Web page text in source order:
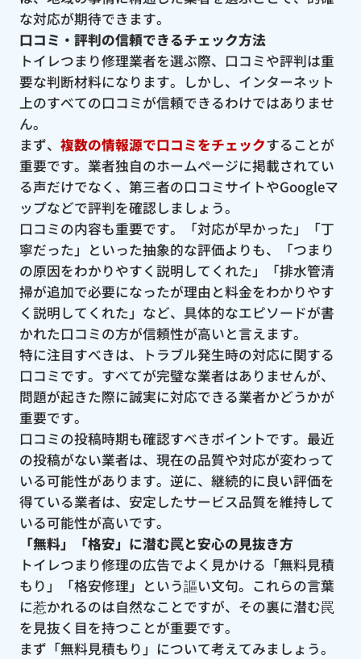
な対応が期待できます。
口コミ・評判の信頼できるチェック方法
トイレつまり修理業者を選ぶ際、口コミや評判は重
要な判断材料になります。しかし、インターネット
上のすべての口コミが信頼できるわけではありませ
ん。
まず、 複数の情報源で口コミをチェックすることが
重要です。業者独自のホームページに掲載されてい
る声だけでなく、第三者の口コミサイトやGoogleマ
ップなどで評判を確認しましょう。
口コミの内容も重要です。「対応が早かった」「丁
寧だった」といった抽象的な評価よりも、「つまり
の原因をわかりやすく説明してくれた」「排水管清
掃が追加で必要になったが理由と料金をわかりやす
く説明してくれた」など、具体的なエピソードが書
かれた口コミの方が信頼性が高いと言えます。
特に注目すべきは、トラブル発生時の対応に関する
口コミです。すべてが完璧な業者はありませんが、
問題が起きた際に誠実に対応できる業者かどうかが
重要です。
口コミの投稿時期も確認すべきポイントです。最近
の投稿がない業者は、現在の品質や対応が変わって
いる可能性があります。逆に、継続的に良い評価を
得ている業者は、安定したサービス品質を維持して
いる可能性が高いです。
「無料」「格安」に潜む罠と安心の見抜き方
トイレつまり修理の広告でよく見かける「無料見積
もり」「格安修理」という謳い文句。これらの言葉
に惹かれるのは自然なことですが、その裏に潜む罠
を見抜く目を持つことが重要です。
まず「無料見積もり」について考えてみましょう。